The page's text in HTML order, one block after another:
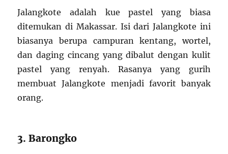
Jalangkote adalah kue pastel yang biasa
ditemukan di Makassar. Isi dari Jalangkote ini
biasanya berupa campuran kentang, wortel,
dan daging cincang yang dibalut dengan kulit
pastel yang renyah. Rasanya yang gurih
membuat Jalangkote menjadi favorit banyak
orang.
3. Barongko